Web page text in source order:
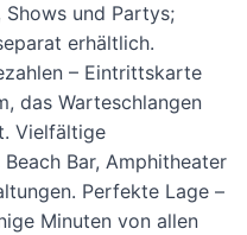
und Partys;
erhältlich.
– Eintrittskarte
das Warteschlangen
Vielfältige
Bar, Amphitheater
Perfekte Lage –
Minuten von allen